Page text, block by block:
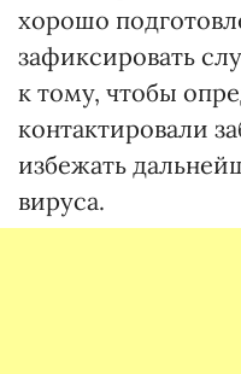
хорошо
зафиксировать
к тому, чтобы
контактировали
избежать
вируса.